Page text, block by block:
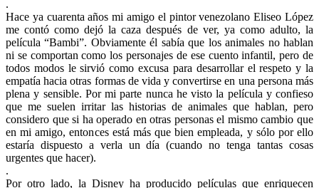
.
Hace ya cuarenta años mi amigo el pintor venezolano Eliseo López
me contó como dejó la caza después de ver, ya como adulto, la
película “Bambi”. Obviamente él sabía que los animales no hablan
ni se comportan como los personajes de ese cuento infantil, pero de
todos modos le sirvió como excusa para desarrollar el respeto y la
empatía hacia otras formas de vida y convertirse en una persona más
plena y sensible. Por mi parte nunca he visto la película y confieso
que me suelen irritar las historias de animales que hablan, pero
considero que si ha operado en otras personas el mismo cambio que
en mi amigo, entonces está más que bien empleada, y sólo por ello
estaría dispuesto a verla un día (cuando no tenga tantas cosas
urgentes que hacer).
.
Por otro lado, la Disney ha producido películas que enriquecen